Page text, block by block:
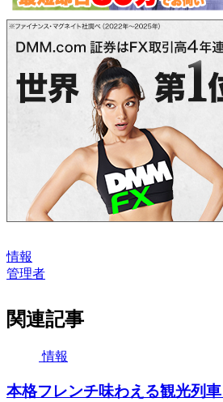
情報
管理者
関連記事
情報
本格フレンチ味わえる観光列